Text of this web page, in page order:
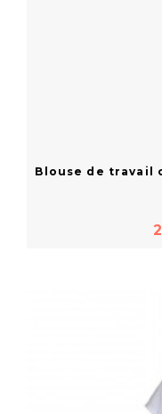
Blouse de travail